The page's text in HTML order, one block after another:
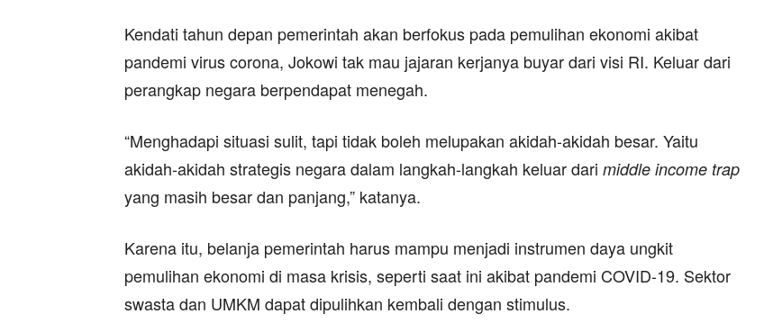
Kendati tahun depan pemerintah akan berfokus pada pemulihan ekonomi akibat
pandemi virus corona, Jokowi tak mau jajaran kerjanya buyar dari visi RI. Keluar dari
perangkap negara berpendapat menegah.
“Menghadapi situasi sulit, tapi tidak boleh melupakan akidah-akidah besar. Yaitu
akidah-akidah strategis negara dalam langkah-langkah keluar dari middle income trap
yang masih besar dan panjang,” katanya.
Karena itu, belanja pemerintah harus mampu menjadi instrumen daya ungkit
pemulihan ekonomi di masa krisis, seperti saat ini akibat pandemi COVID-19. Sektor
swasta dan UMKM dapat dipulihkan kembali dengan stimulus.